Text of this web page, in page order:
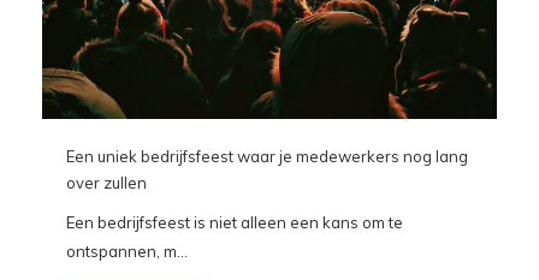
Een uniek bedrijfsfeest waar je medewerkers nog lang
over zullen
Een bedrijfsfeest is niet alleen een kans om te
ontspannen, m...